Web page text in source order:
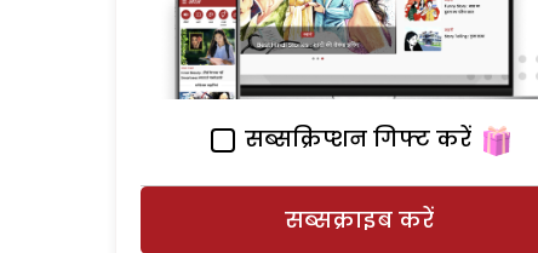
सब्सक्रिप्शन गिफ्ट करें
सब्सक्राइब करें